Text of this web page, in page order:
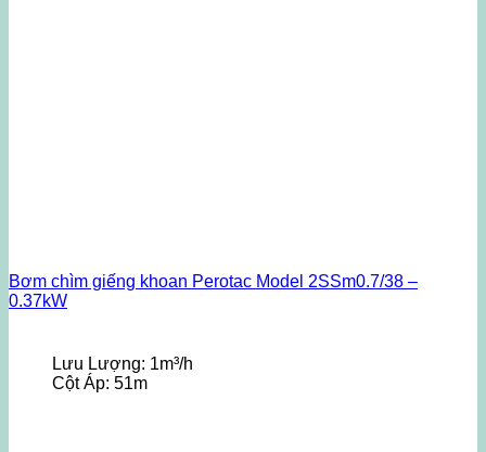
Bơm chìm giếng khoan Perotac Model 2SSm0.7/38 –
0.37kW
Lưu Lượng: 1m³/h
Cột Áp: 51m